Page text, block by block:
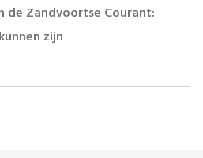
de Zandvoortse Courant:
zijn